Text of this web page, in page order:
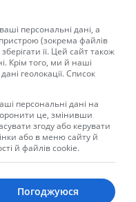
аккаунту? Мы предоставляем
любой сложности. Взлом
партнёра — всё это возможно
установка унитаза
сифонов монтаж
канализационных
труб замена счётчиков
зв...
персональні дані, а
(зокрема файлів
її. Цей сайт також
Крім того, ми й наші
геолокації. Список
персональні дані на
це, змінивши
згоду або керувати
або в меню сайту й
й файлів cookie.
Погоджуюся